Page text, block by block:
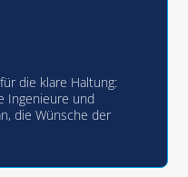
die klare Haltung:
Ingenieure und
die Wünsche der